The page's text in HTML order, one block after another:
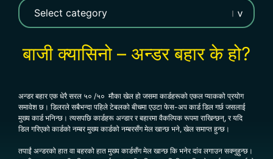
बाजी क्यासिनो – अन्डर बहार के हो?
अन्डर बहार एक धेरै सरल ५० /५० मौका खेल हो जसमा कार्डहरूको एकल प्याकको प्रयोग
समावेश छ। डिलरले सबैभन्दा पहिले टेबलको बीचमा एउटा फेस-अप कार्ड डिल गर्छ जसलाई
मुख्य कार्ड भनिन्छ। त्यसपछि कार्डहरू अन्डार र बहारमा वैकल्पिक रूपमा राखिन्छन्, र यदि
डिल गरिएको कार्डको नम्बर मुख्य कार्डको नम्बरसँग मेल खान्छ भने, खेल समाप्त हुन्छ।
तपाईं अन्डरको हात वा बहरको हात मुख्य कार्डसँग मेल खान्छ कि भनेर दांव लगाउन सक्नुहुन्छ।